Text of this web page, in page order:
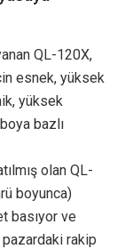
QL-120X,
esnek, yüksek
yüksek
bazlı
olan QL-
boyunca)
basıyor ve
rakip